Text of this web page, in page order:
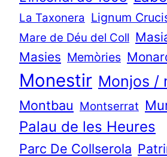
La Taxonera Lignum
Mare de Déu del Coll
Masies Memòries
Monestir Monjos /
Montbau Montserrat
Palau de les Heures
Parc De Collserola